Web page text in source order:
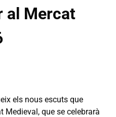
al Mercat
els nous escuts que
Medieval, que se celebrarà